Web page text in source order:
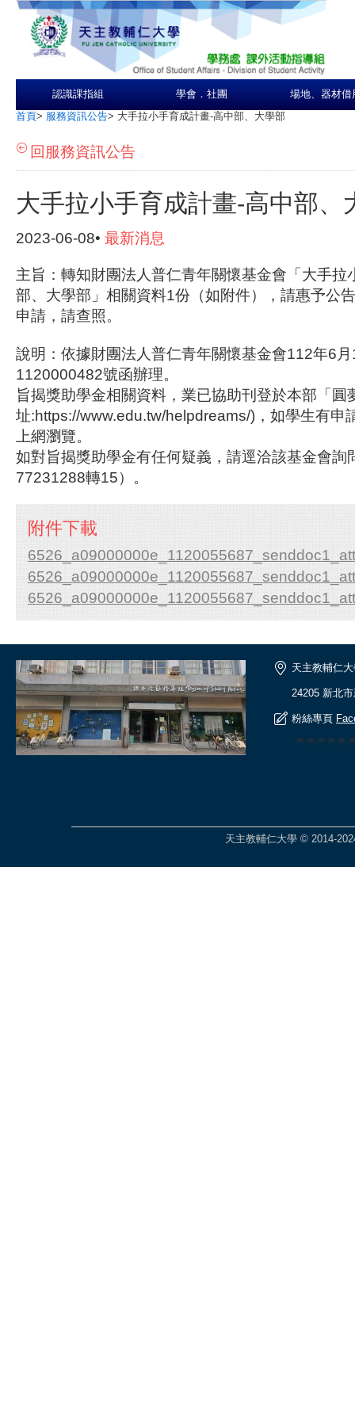
認識課指組 學會．社團 場地、器材借
首頁> 服務資訊公告> 大手拉小手育成計畫-高中部、大學部
回服務資訊公告
大手拉小手育成計畫-高中部、
2023-06-08• 最新消息
主旨：轉知財團法人普仁青年關懷基金會「大手拉
部、大學部」相關資料1份（如附件），請惠予公
申請，請查照。
說明：依據財團法人普仁青年關懷基金會112年6
1120000482號函辦理。
旨揭獎助學金相關資料，業已協助刊登於本部「圓
址:https://www.edu.tw/helpdreams/)，如學生有申
上網瀏覽。
如對旨揭獎助學金有任何疑義，請逕洽該基金會詢
77231288轉15）。
附件下載
天主教輔仁
24205 新北
粉絲專頁
天主教輔仁大學 © 2014-